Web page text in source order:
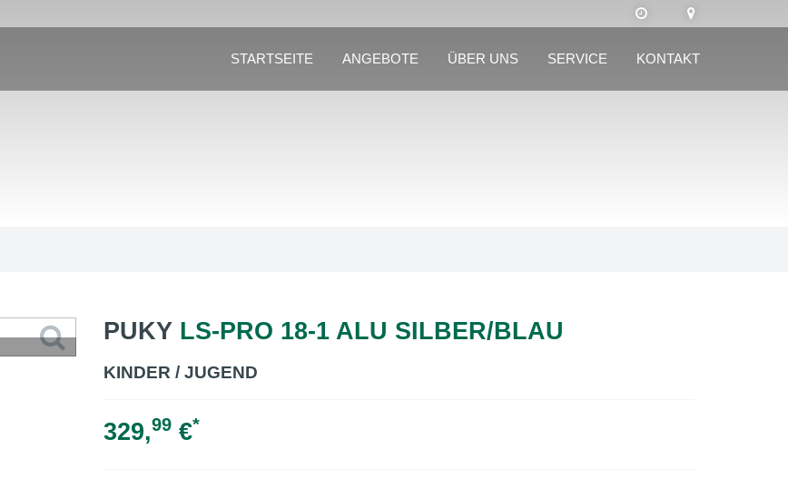
STARTSEITE ANGEBOTE ÜBER UNS SERVICE KONTAKT
PUKY LS-PRO 18-1 ALU SILBER/BLAU
KINDER / JUGEND
329,99€*